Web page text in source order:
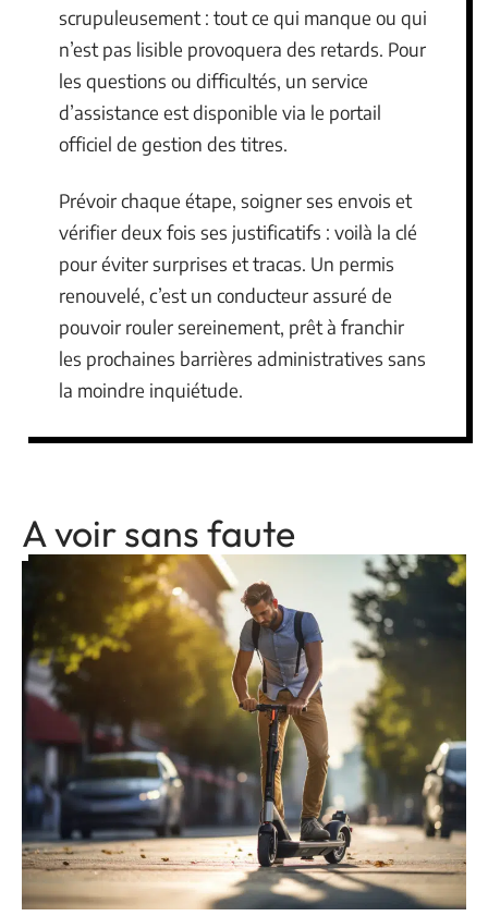
scrupuleusement : tout ce qui manque ou qui
n’est pas lisible provoquera des retards. Pour
les questions ou difficultés, un service
d’assistance est disponible via le portail
officiel de gestion des titres.
Prévoir chaque étape, soigner ses envois et
vérifier deux fois ses justificatifs : voilà la clé
pour éviter surprises et tracas. Un permis
renouvelé, c’est un conducteur assuré de
pouvoir rouler sereinement, prêt à franchir
les prochaines barrières administratives sans
la moindre inquiétude.
A voir sans faute